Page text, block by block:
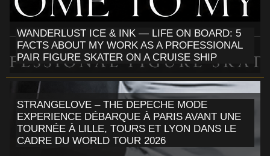
WANDERLUST ICE & INK — LIFE ON BOARD: 5
FACTS ABOUT MY WORK AS A PROFESSIONAL
PAIR FIGURE SKATER ON A CRUISE SHIP
STRANGELOVE – THE DEPECHE MODE
EXPERIENCE DÉBARQUE À PARIS AVANT UNE
TOURNÉE À LILLE, TOURS ET LYON DANS LE
CADRE DU WORLD TOUR 2026